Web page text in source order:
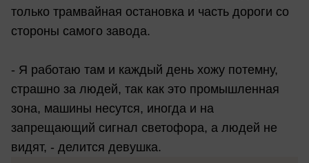
только трамвайная остановка и часть дороги со
стороны самого завода.
- Я работаю там и каждый день хожу потемну,
страшно за людей, так как это промышленная
зона, машины несутся, иногда и на
запрещающий сигнал светофора, а людей не
видят, - делится девушка.